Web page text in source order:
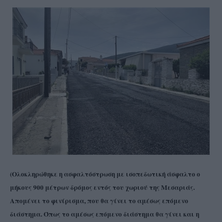
(Ολοκληρώθηκε η ασφαλτόστρωση με ισοπεδωτική άσφαλτο ο
μήκους 900 μέτρων δρόμος εντός του χωριού της Μεσαριάς.
Απομένει το φινίρισμα, που θα γίνει το αμέσως επόμενο
διάστημα. Όπως το αμέσως επόμενο διάστημα θα γίνει και η